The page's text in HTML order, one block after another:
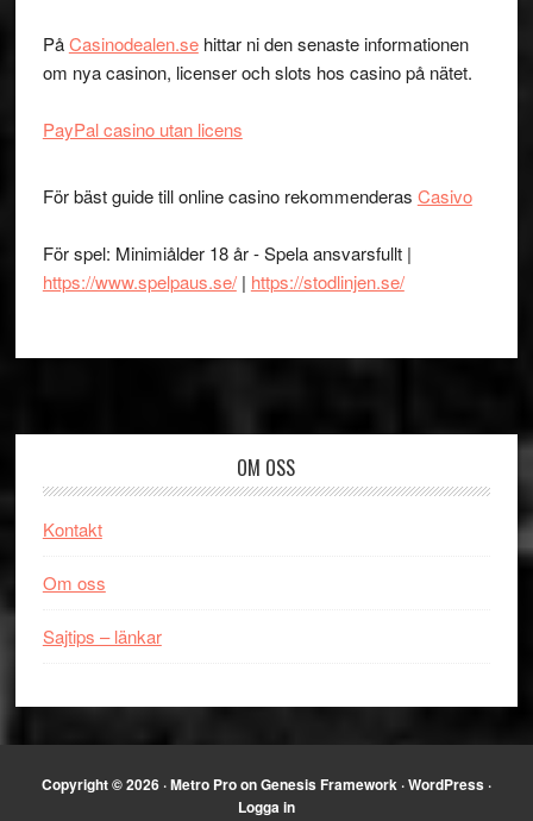
PåCasinodealen.sehittar ni den senaste informationen
om nya casinon, licenser och slots hos casino på nätet.
PayPal casino utan licens
För bäst guide till online casino rekommenderas Casivo
För spel: Minimiålder 18 år - Spela ansvarsfullt |
https://www.spelpaus.se/| https://stodlinjen.se/
OM OSS
Kontakt
Om oss
Sajtips – länkar
Copyright © 2026 ·Metro ProonGenesis Framework ·WordPress ·
Logga in